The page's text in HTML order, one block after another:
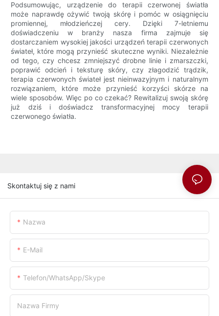
Podsumowując, urządzenie do terapii czerwonej światła
może naprawdę ożywić twoją skórę i pomóc w osiągnięciu
promiennej, młodzieńczej cery. Dzięki 7-letniemu
doświadczeniu w branży nasza firma zajmuje się
dostarczaniem wysokiej jakości urządzeń terapii czerwonych
świateł, które mogą przynieść skuteczne wyniki. Niezależnie
od tego, czy chcesz zmniejszyć drobne linie i zmarszczki,
poprawić odcień i teksturę skóry, czy złagodzić trądzik,
terapia czerwonych świateł jest nieinwazyjnym i naturalnym
rozwiązaniem, które może przynieść korzyści skórze na
wiele sposobów. Więc po co czekać? Rewitalizuj swoją skórę
już dziś i doświadcz transformacyjnej mocy terapii
czerwonego światła.
Skontaktuj się z nami
Nazwa
E-Mail
Telefon/WhatsApp/Skype
Nazwa Firmy